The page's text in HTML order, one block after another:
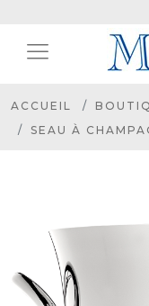
ACCUEIL
SEAU À